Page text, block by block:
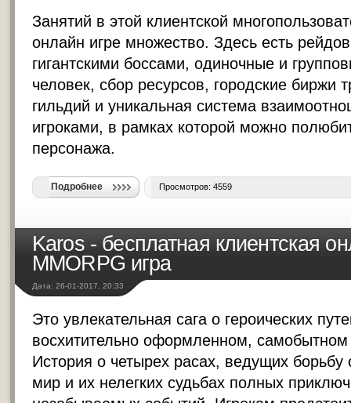
Занятий в этой клиентской
онлайн игре множество. Здесь есть
гигантскими боссами, одиночные и
человек, сбор ресурсов, городские биржи
гильдий и уникальная система
игроками, в рамках которой можно
персонажа.
Подробнее Просмотров: 4559
Karos - бесплатная клиентская
MMORPG игра
Дата: 26-01-2017, 20:33
Это увлекательная сага о героических
восхитительно оформленном,
История о четырех расах, ведущих
мир и их нелегких судьбах полных